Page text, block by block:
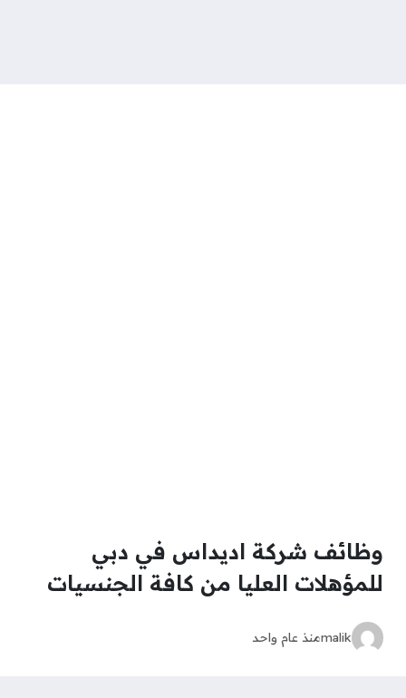
وظائف شركة اديداس في دبي
للمؤهلات العليا من كافة الجنسيات
malikمنذ عام واحد